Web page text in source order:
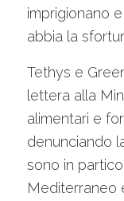
imprigionano
abbia la
Tethys e
lettera alla
alimentari e
denunciando
sono in
Mediterraneo